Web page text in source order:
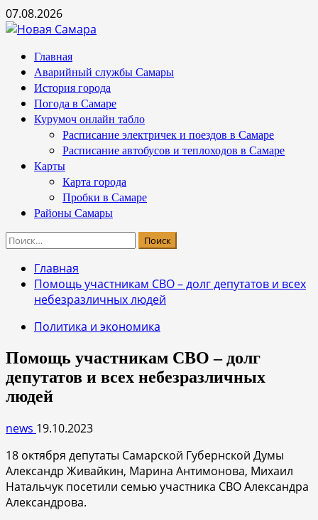
Перейти
к
07.08.2026
Основное
меню
Главная
Аварийный службы Самары
История города
Погода в Самаре
Курумоч онлайн табло
Расписание электричек и поездов в Самаре
Расписание автобусов и теплоходов в Самаре
Карты
Карта города
Пробки в Самаре
Районы Самары
Найти:
Главная
Помощь участникам СВО – долг депутатов и всех
небезразличных людей
Политика и экономика
Помощь участникам СВО – долг
депутатов и всех небезразличных
людей
news 19.10.2023
18 октября депутаты Самарской Губернской Думы
Александр Живайкин, Марина Антимонова, Михаил
Натальчук посетили семью участника СВО Александра
Александрова.